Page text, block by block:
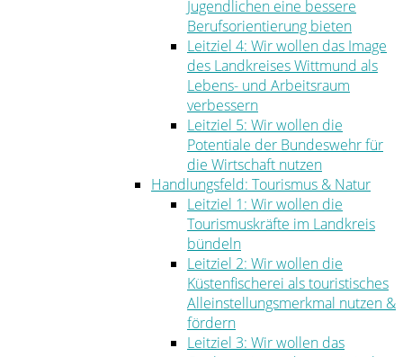
Jugendlichen eine bessere
Berufsorientierung bieten
Leitziel 4: Wir wollen das Image
des Landkreises Wittmund als
Lebens- und Arbeitsraum
verbessern
Leitziel 5: Wir wollen die
Potentiale der Bundeswehr für
die Wirtschaft nutzen
Handlungsfeld: Tourismus & Natur
Leitziel 1: Wir wollen die
Tourismuskräfte im Landkreis
bündeln
Leitziel 2: Wir wollen die
Küstenfischerei als touristisches
Alleinstellungsmerkmal nutzen &
fördern
Leitziel 3: Wir wollen das